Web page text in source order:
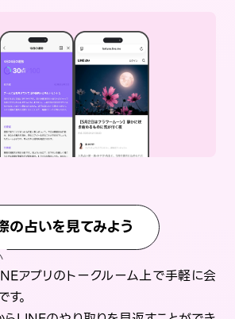
の占いを見てみよう
アプリのトークルーム上で手軽に会
。